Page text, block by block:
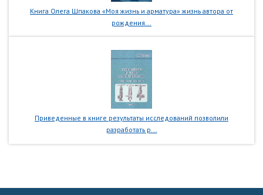
Книга Олега Шпакова «Моя жизнь и арматура» жизнь автора от
рождения...
Приведенные в книге результаты исследований позволили
разработать р...